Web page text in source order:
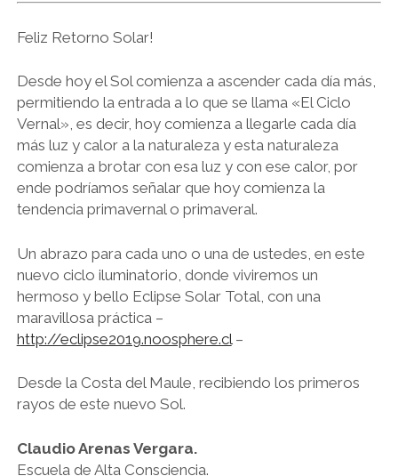
Feliz Retorno Solar!
Desde hoy el Sol comienza a ascender cada día más,
permitiendo la entrada a lo que se llama «El Ciclo
Vernal», es decir, hoy comienza a llegarle cada día
más luz y calor a la naturaleza y esta naturaleza
comienza a brotar con esa luz y con ese calor, por
ende podríamos señalar que hoy comienza la
tendencia primavernal o primaveral.
Un abrazo para cada uno o una de ustedes, en este
nuevo ciclo iluminatorio, donde viviremos un
hermoso y bello Eclipse Solar Total, con una
maravillosa práctica –
http://eclipse2019.noosphere.cl–
Desde la Costa del Maule, recibiendo los primeros
rayos de este nuevo Sol.
Claudio Arenas Vergara.
Escuela de Alta Consciencia.